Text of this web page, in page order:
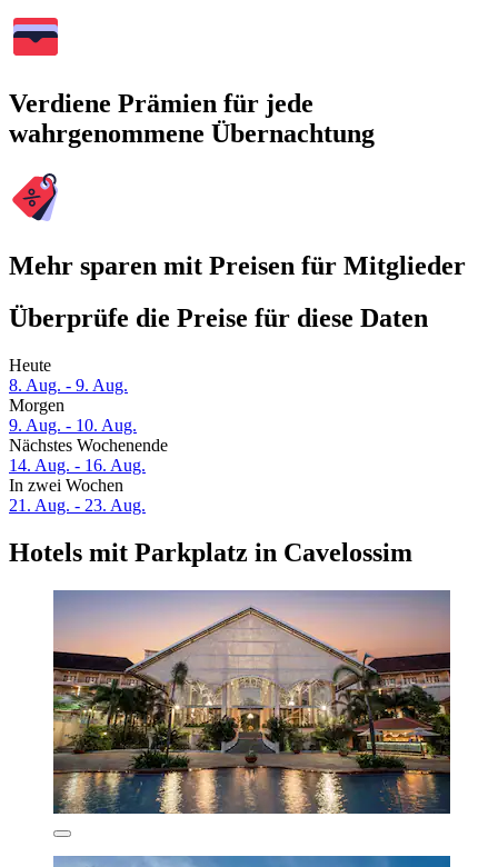
Verdiene Prämien für jede
wahrgenommene Übernachtung
Mehr sparen mit Preisen für Mitglieder
Überprüfe die Preise für diese Daten
Heute
8. Aug. - 9. Aug.
Morgen
9. Aug. - 10. Aug.
Nächstes Wochenende
14. Aug. - 16. Aug.
In zwei Wochen
21. Aug. - 23. Aug.
Hotels mit Parkplatz in Cavelossim